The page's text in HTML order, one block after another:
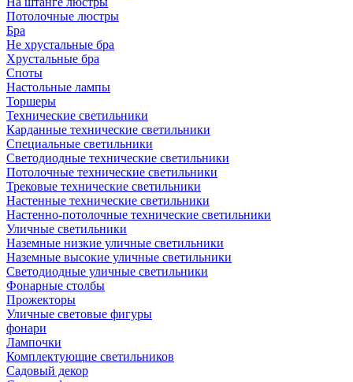
Потолочные люстры
Бра
Не хрустальные бра
Хрустальные бра
Споты
Настольные лампы
Торшеры
Технические светильники
Карданные технические светильники
Специальные светильники
Светодиодные технические светильники
Потолочные технические светильники
Трековые технические светильники
Настенные технические светильники
Настенно-потолочные технические светильники
Уличные светильники
Наземные низкие уличные светильники
Наземные высокие уличные светильники
Светодиодные уличные светильники
Фонарные столбы
Прожекторы
Уличные световые фигуры
фонари
Лампочки
Комплектующие светильников
Садовый декор